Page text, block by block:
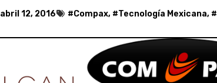
abril 12, 2016 #Compax, #Tecnología Mexicana, #